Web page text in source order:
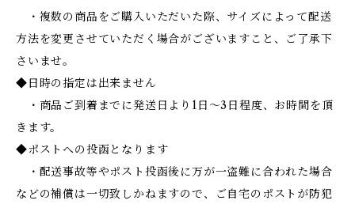
・複数の商品をご購入いただいた際、サイズによって配送
方法を変更させていただく場合がございますこと、ご了承下
さいませ。
◆日時の指定は出来ません
・商品ご到着までに発送日より1日～3日程度、お時間を頂
きます。
◆ポストへの投函となります
・配送事故等やポスト投函後に万が一盗難に合われた場合
などの補償は一切致しかねますので、ご自宅のポストが防犯